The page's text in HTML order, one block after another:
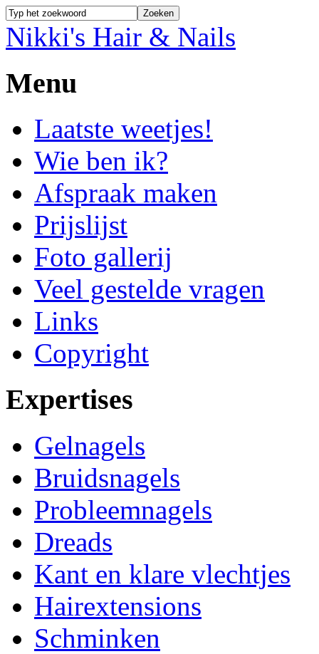
Nikki's Hair & Nails
Menu
Laatste weetjes!
Wie ben ik?
Afspraak maken
Prijslijst
Foto gallerij
Veel gestelde vragen
Links
Copyright
Expertises
Gelnagels
Bruidsnagels
Probleemnagels
Dreads
Kant en klare vlechtjes
Hairextensions
Schminken